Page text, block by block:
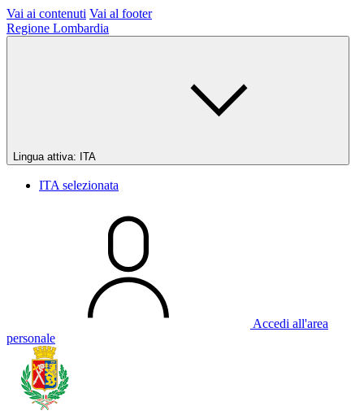
Vai ai contenuti Vai al footer
Regione Lombardia
Lingua attiva: ITA
ITA selezionata
Accedi all'area
personale